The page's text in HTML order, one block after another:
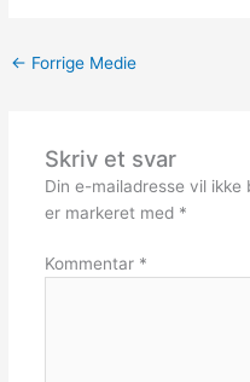
← Forrige Medie
Skriv et svar
Din e-mailadresse vil ikke
er markeret med *
Kommentar *